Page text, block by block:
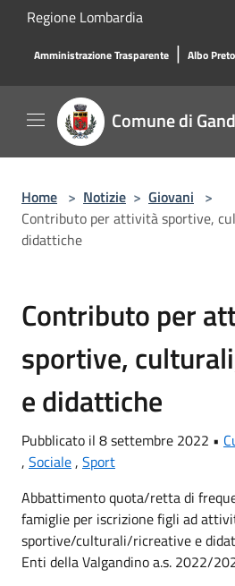
Salta al contenuto principale
Regione Lombardia
Amministrazione Trasparente | Albo
Comune di
Home > Notizie > Giovani >
Contributo per attività sportive,
didattiche
Contributo per
sportive,
e didattiche
Pubblicato il 8 settembre 2022 •
, Sociale, Sport
Abbattimento quota/retta di
famiglie per iscrizione figli ad
sportive/culturali/ricreative e
Enti della Valgandino a.s. 2022/